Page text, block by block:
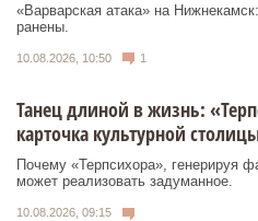
«Варварская атака» на
ранены.
10.08.2026, 10:50 1
Танец длиной в жизнь:
карточка культурной
Почему «Терпсихора», генерируя
может реализовать задуманное.
10.08.2026, 09:15